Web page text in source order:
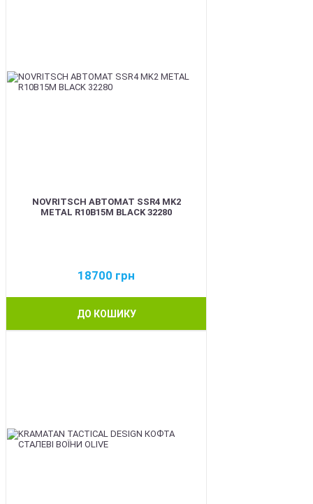
NOVRITSCH АВТОМАТ SSR4 MK2
METAL R10B15M BLACK 32280
18700 грн
ДО КОШИКУ